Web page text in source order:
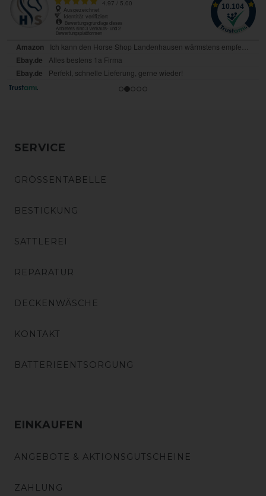
SERVICE
GRÖSSENTABELLE
BESTICKUNG
SATTLEREI
REPARATUR
DECKENWÄSCHE
KONTAKT
BATTERIEENTSORGUNG
EINKAUFEN
ANGEBOTE & AKTIONSGUTSCHEINE
ZAHLUNG